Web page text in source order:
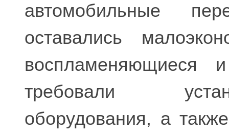
автомобильные
оставались
воспламеняющиеся
требовали
оборудования, а